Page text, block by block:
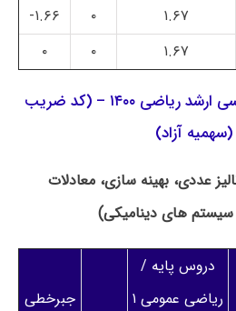
۱.۶۷ ۰
۱.۶۶-
۱.۶۷ ۰ ۰
نمونه کارنامه های کارشناسی ارشد ریاضی ۱۴۰۰ – (کد ضریب
عددی، بهینه سازی، معادلات
سیستم های دینامیکی)
دروس پایه /
ریاضی عمومی ۱
جبرخطی